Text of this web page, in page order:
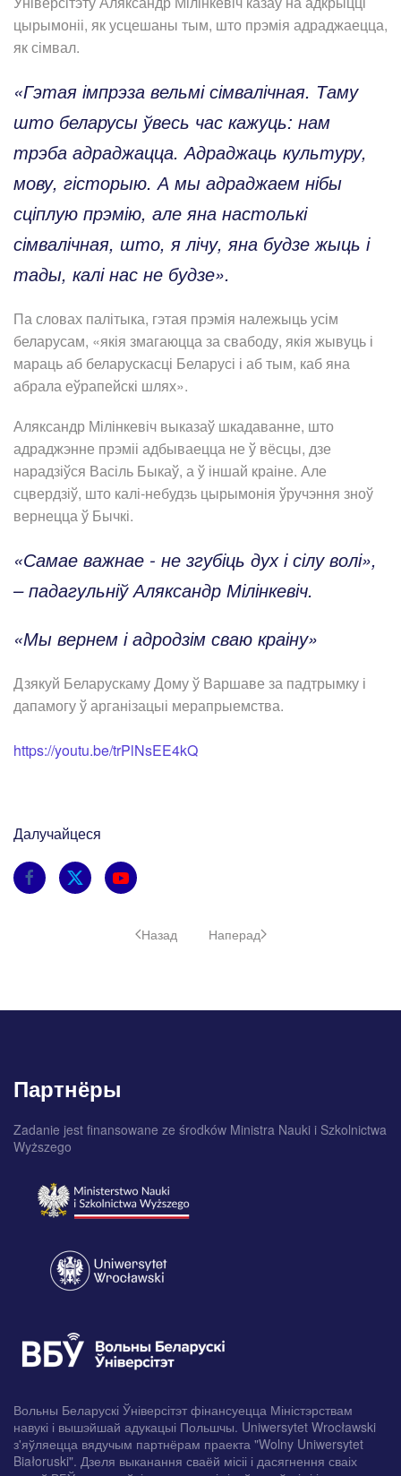
Далучайцеся
цырымоніі, як усцешаны тым, што прэмія адраджаецца,
як сімвал.
«Гэтая імпрэза вельмі сімвалічная. Таму
што беларусы ўвесь час кажуць: нам
трэба адраджацца. Адраджаць культуру,
мову, гісторыю. А мы адраджаем нібы
сціплую прэмію, але яна настолькі
сімвалічная, што, я лічу, яна будзе жыць і
тады, калі нас не будзе».
Па словах палітыка, гэтая прэмія належыць усім
беларусам, «якія змагаюцца за свабоду, якія жывуць і
мараць аб беларускасці Беларусі і аб тым, каб яна
абрала еўрапейскі шлях».
Аляксандр Мілінкевіч выказаў шкадаванне, што
адраджэнне прэміі адбываецца не ў вёсцы, дзе
нарадзіўся Васіль Быкаў, а ў іншай краіне. Але
сцвердзіў, што калі-небудзь цырымонія ўручэння зноў
вернецца ў Бычкі.
«Самае важнае - не згубіць дух і сілу волі»,
– падагульніў Аляксандр Мілінкевіч.
«Мы вернем і адродзім сваю краіну»
Дзякуй Беларускаму Дому ў Варшаве за падтрымку і
дапамогу ў арганізацыі мерапрыемства.
https://youtu.be/trPlNsEE4kQ
Назад Наперад
Партнёры
Zadanie jest finansowane ze środków Ministra Nauki i Szkolnictwa
Wyższego
Вольны Беларускі Ўніверсітэт фінансуецца Міністэрствам
навукі і вышэйшай адукацыі Польшчы. Uniwersytet Wrocławski
з'яўляецца вядучым партнёрам праекта "Wolny Uniwersytet
Białoruski". Дзеля выканання сваёй місіі і дасягнення сваіх